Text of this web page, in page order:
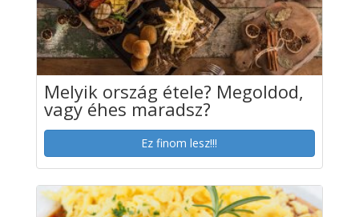
Melyik ország étele? Megoldod,
vagy éhes maradsz?
Ez finom lesz!!!